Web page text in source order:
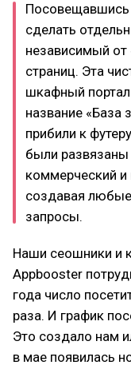
Посовещавшись
сделать
независимый от
страниц. Эта
шкафный
название «База
прибили к
были
коммерческий
создавая
запросы.
Наши сеошники и
Appbooster
года число
раза. И график
Это создало нам
в мае появилась